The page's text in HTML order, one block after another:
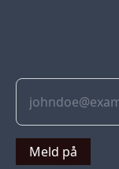
Meld på